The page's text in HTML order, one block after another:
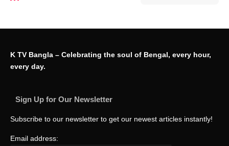
K TV Bangla – Celebrating the soul of Bengal, every hour,
every day.
Sign Up for Our Newsletter
Subscribe to our newsletter to get our newest articles instantly!
Email address: